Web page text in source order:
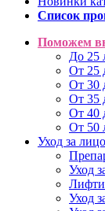
Список
Поможем
До 25
От 25
От 30
От 35
От 40
От 50
Уход за
Уход
Уход